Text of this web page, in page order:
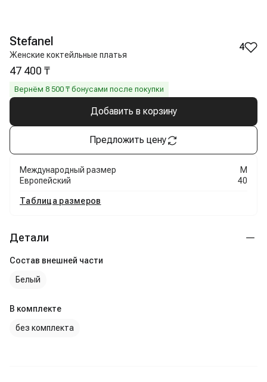
Stefanel
Женские коктейльные платья
4
47 400 ₸
Вернём 8 500 ₸ бонусами после покупки
Добавить в корзину
Предложить цену
Международный размер
M
Европейский
40
Таблица размеров
Детали
Состав внешней части
Белый
В комплекте
без комплекта